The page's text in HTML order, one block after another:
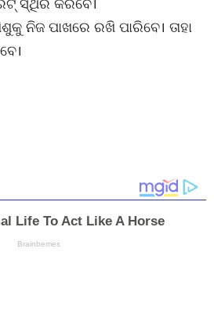
ନିଜ ପାଖରେ ରଖି ପାରିବେ। ତାହା